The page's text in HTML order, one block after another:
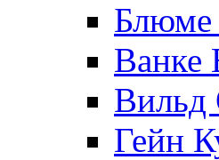
Блюме
Ванке
Вильд
Гейн